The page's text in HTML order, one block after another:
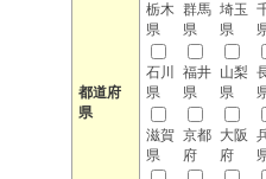
都道府
県
栃木
県
群馬
県
埼玉
県
石川
県
福井
県
山梨
県
滋賀
県
京都
府
大阪
府